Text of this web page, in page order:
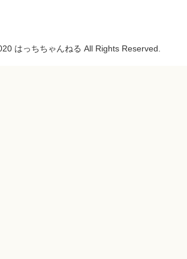
はっちちゃんねる All Rights Reserved.